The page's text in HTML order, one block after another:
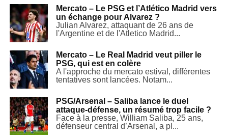
Mercato – Le PSG et l’Atlético Madrid vers
un échange pour Alvarez ?
Julian Alvarez, attaquant de 26 ans de
l'Argentine et de l'Atletico Madrid...
Mercato – Le Real Madrid veut piller le
PSG, qui est en colère
A l'approche du mercato estival, différentes
tentatives sont lancées. Notam...
PSG/Arsenal – Saliba lance le duel
attaque-défense, un résumé trop facile ?
Face à la presse, William Saliba, 25 ans,
défenseur central d’Arsenal, a pl...